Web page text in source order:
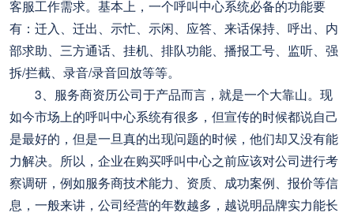
客服工作需求。基本上，一个呼叫中心系统必备的功能要
有：迁入、迁出、示忙、示闲、应答、来话保持、呼出、内
部求助、三方通话、挂机、排队功能、播报工号、监听、强
拆/拦截、录音/录音回放等等。
3、服务商资历公司于产品而言，就是一个大靠山。现
如今市场上的呼叫中心系统有很多，但宣传的时候都说自己
是最好的，但是一旦真的出现问题的时候，他们却又没有能
力解决。所以，企业在购买呼叫中心之前应该对公司进行考
察调研，例如服务商技术能力、资质、成功案例、报价等信
息，一般来讲，公司经营的年数越多，越说明品牌实力能长